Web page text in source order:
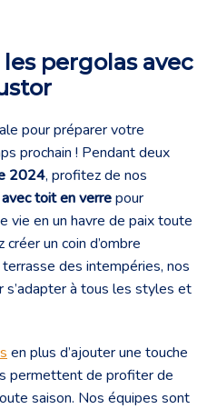
pergolas avec
pour préparer votre
prochain ! Pendant deux
2024, profitez de nos
toit en verrepour
vie en un havre de paix toute
créer un coin d’ombre
des intempéries, nos
s’adapter à tous les styles et
en plus d’ajouter une touche
permettent de profiter de
saison. Nos équipes sont